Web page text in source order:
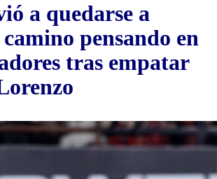
a quedarse a
pensando en
tras empatar